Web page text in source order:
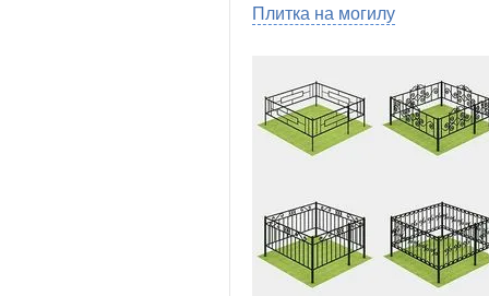
Плитка на могилу